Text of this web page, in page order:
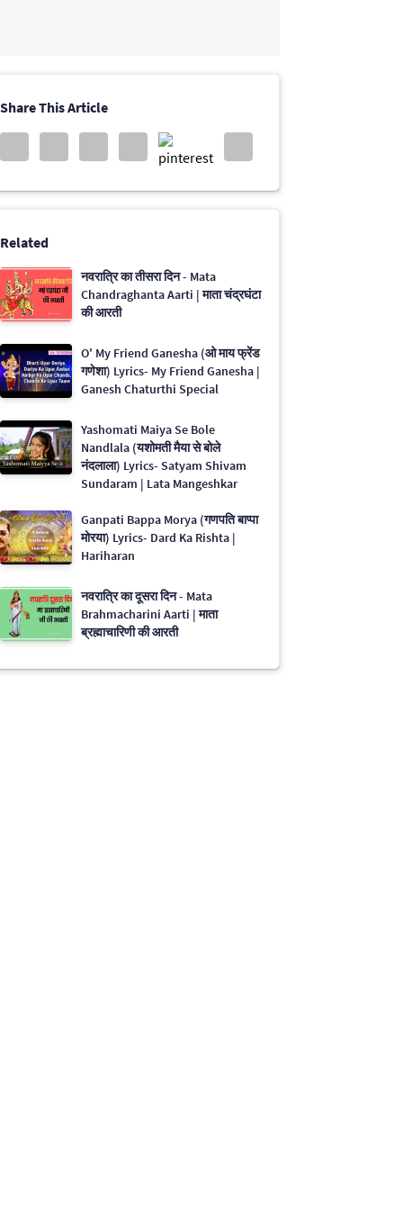
Share This Article
Related
नवरात्रि का तीसरा दिन - Mata
Chandraghanta Aarti | माता चंद्रघंटा
की आरती
O' My Friend Ganesha (ओ माय फ्रेंड
गणेशा) Lyrics- My Friend Ganesha |
Ganesh Chaturthi Special
Yashomati Maiya Se Bole
Nandlala (यशोमती मैया से बोले
नंदलाला) Lyrics- Satyam Shivam
Sundaram | Lata Mangeshkar
Ganpati Bappa Morya (गणपति बाप्पा
मोरया) Lyrics- Dard Ka Rishta |
Hariharan
नवरात्रि का दूसरा दिन - Mata
Brahmacharini Aarti | माता
ब्रह्माचारिणी की आरती